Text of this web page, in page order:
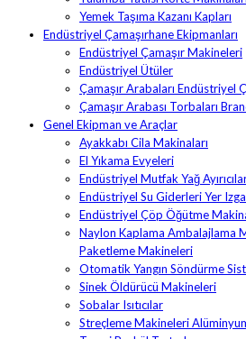
Yemek Taşıma Kazanı Kapları
Endüstriyel Çamaşırhane Ekipmanları
Endüstriyel Çamaşır Makineleri
Endüstriyel Ütüler
Çamaşır Arabaları Endüstriyel
Çamaşır Arabası Torbaları
Genel Ekipman ve Araçlar
Ayakkabı Cila Makinaları
El Yıkama Evyeleri
Endüstriyel Mutfak Yağ
Endüstriyel Su Giderleri Yer
Endüstriyel Çöp Öğütme
Naylon Kaplama Ambalajlama
Paketleme Makineleri
Otomatik Yangın Söndürme
Sinek Öldürücü Makineleri
Sobalar Isıtıcılar
Streçleme Makineleri